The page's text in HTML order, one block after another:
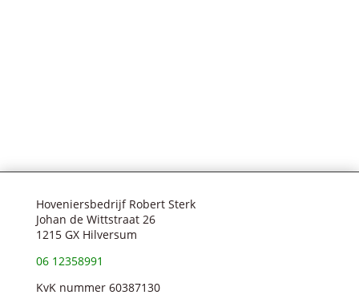
Hoveniersbedrijf Robert Sterk
Johan de Wittstraat 26
1215 GX Hilversum
06 12358991
KvK nummer 60387130